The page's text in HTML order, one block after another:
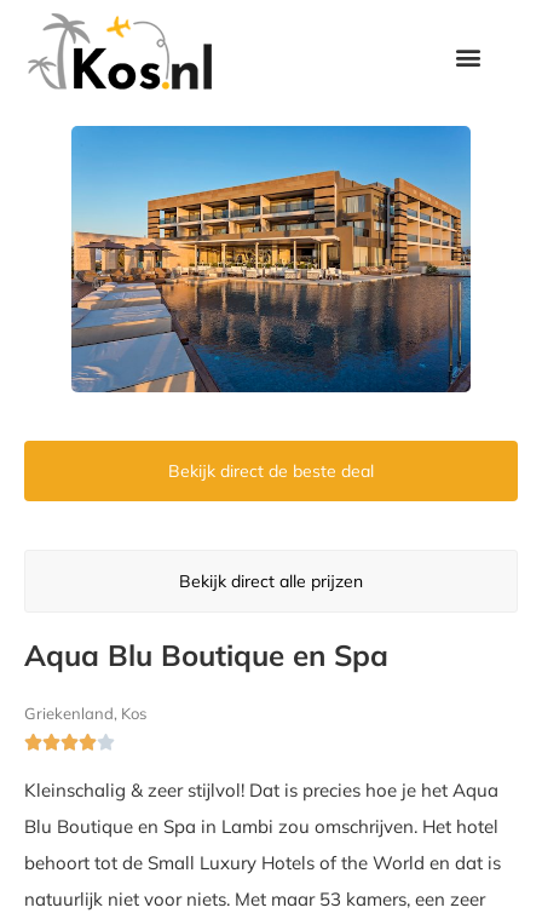
Bekijk direct de beste deal
Bekijk direct alle prijzen
Aqua Blu Boutique en Spa
Griekenland, Kos

Kleinschalig & zeer stijlvol! Dat is precies hoe je het Aqua
Blu Boutique en Spa in Lambi zou omschrijven. Het hotel
behoort tot de Small Luxury Hotels of the World en dat is
natuurlijk niet voor niets. Met maar 53 kamers, een zeer